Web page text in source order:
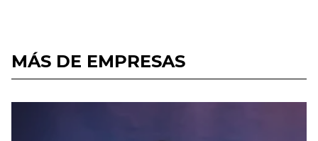
MÁS DE EMPRESAS